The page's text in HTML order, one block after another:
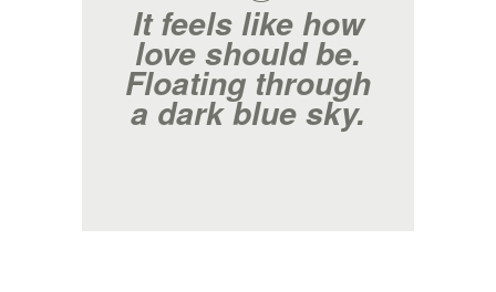
It feels like how
love should be.
Floating through
a dark blue sky.